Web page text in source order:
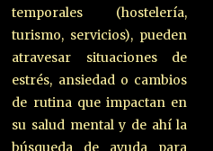
temporales (hostelería,
turismo, servicios), pueden
atravesar situaciones de
estrés, ansiedad o cambios
de rutina que impactan en
su salud mental y de ahí la